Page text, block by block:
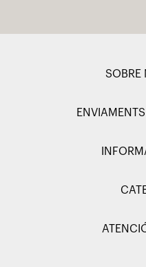
SOBRE